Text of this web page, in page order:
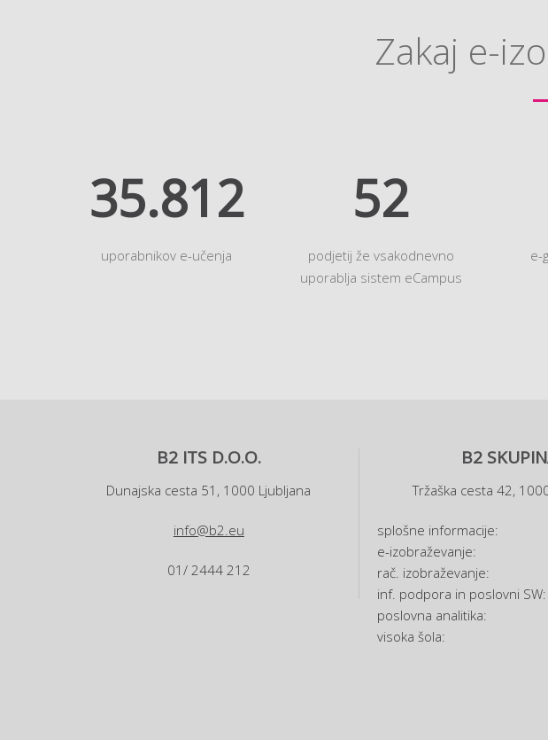
Zakaj e-
41.238
uporabnikov e-učenja
60
podjetij že vsakodnevno
uporablja sistem eCampus
e-
B2 ITS D.O.O.
Dunajska cesta 51, 1000 Ljubljana
info@b2.eu
01/ 2444 212
B2
Tržaška cesta 42,
splošne informacije:
e-izobraževanje:
rač. izobraževanje:
inf. podpora in poslovni SW:
poslovna analitika:
visoka šola: